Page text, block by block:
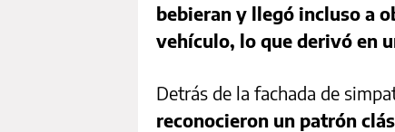
bebieran y llegó incluso a
vehículo, lo que derivó en
Detrás de la fachada de
reconocieron un patrón